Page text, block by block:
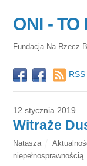
ONI - TO
Fundacja Na Rzecz
RSS
12 stycznia 2019
Witraże
Natasza
niepełnosprawnością